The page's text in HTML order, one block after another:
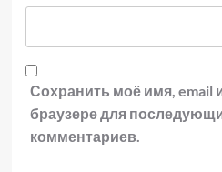
Сохранить моё имя, email
браузере для
комментариев.